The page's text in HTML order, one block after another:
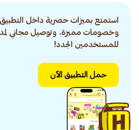
استمتع بميزات حصرية داخل
وخصومات مميزة. وتوصيل مجاني
للمستخدمين الجدد!
حمل التطبيق الآن